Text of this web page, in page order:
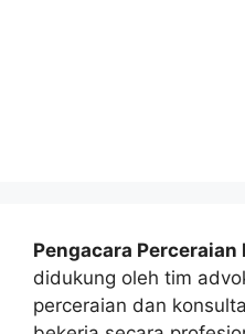
Pengacara Perceraian
didukung oleh tim
perceraian dan